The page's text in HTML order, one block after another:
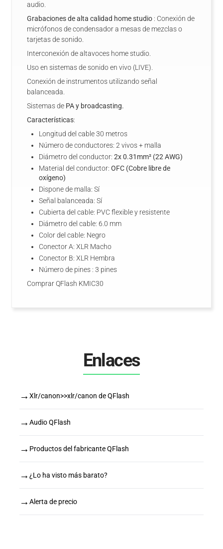
audio.
Grabaciones de alta calidad home studio : Conexión de
micrófonos de condensador a mesas de mezclas o
tarjetas de sonido.
Interconexión de altavoces home studio.
Uso en sistemas de sonido en vivo (LIVE).
Conexión de instrumentos utilizando señal
balanceada.
Sistemas de PA y broadcasting.
Características:
Longitud del cable 30 metros
Número de conductores: 2 vivos + malla
Diámetro del conductor: 2x 0.31mm² (22 AWG)
Material del conductor: OFC (Cobre libre de
oxígeno)
Dispone de malla: Sí
Señal balanceada: Sí
Cubierta del cable: PVC flexible y resistente
Diámetro del cable: 6.0 mm
Color del cable: Negro
Conector A: XLR Macho
Conector B: XLR Hembra
Número de pines : 3 pines
Comprar QFlash KMIC30
Enlaces
→ Xlr/canon>>xlr/canon de QFlash
→ Audio QFlash
→ Productos del fabricante QFlash
→ ¿Lo ha visto más barato?
→ Alerta de precio